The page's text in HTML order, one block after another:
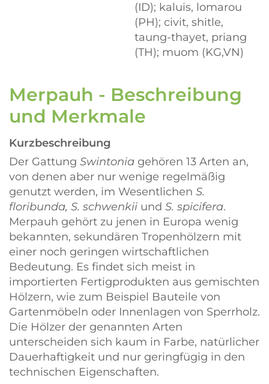
(ID); kaluis, lomarou
(PH); civit, shitle,
taung-thayet, priang
(TH); muom (KG,VN)
Merpauh - Beschreibung
und Merkmale
Kurzbeschreibung
Der Gattung Swintonia gehören 13 Arten an,
von denen aber nur wenige regelmäßig
genutzt werden, im Wesentlichen S.
floribunda, S. schwenkii und S. spicifera.
Merpauh gehört zu jenen in Europa wenig
bekannten, sekundären Tropenhölzern mit
einer noch geringen wirtschaftlichen
Bedeutung. Es findet sich meist in
importierten Fertigprodukten aus gemischten
Hölzern, wie zum Beispiel Bauteile von
Gartenmöbeln oder Innenlagen von Sperrholz.
Die Hölzer der genannten Arten
unterscheiden sich kaum in Farbe, natürlicher
Dauerhaftigkeit und nur geringfügig in den
technischen Eigenschaften.